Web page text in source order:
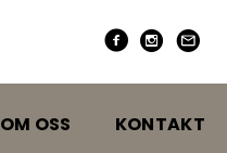
OM OSS KONTAKT